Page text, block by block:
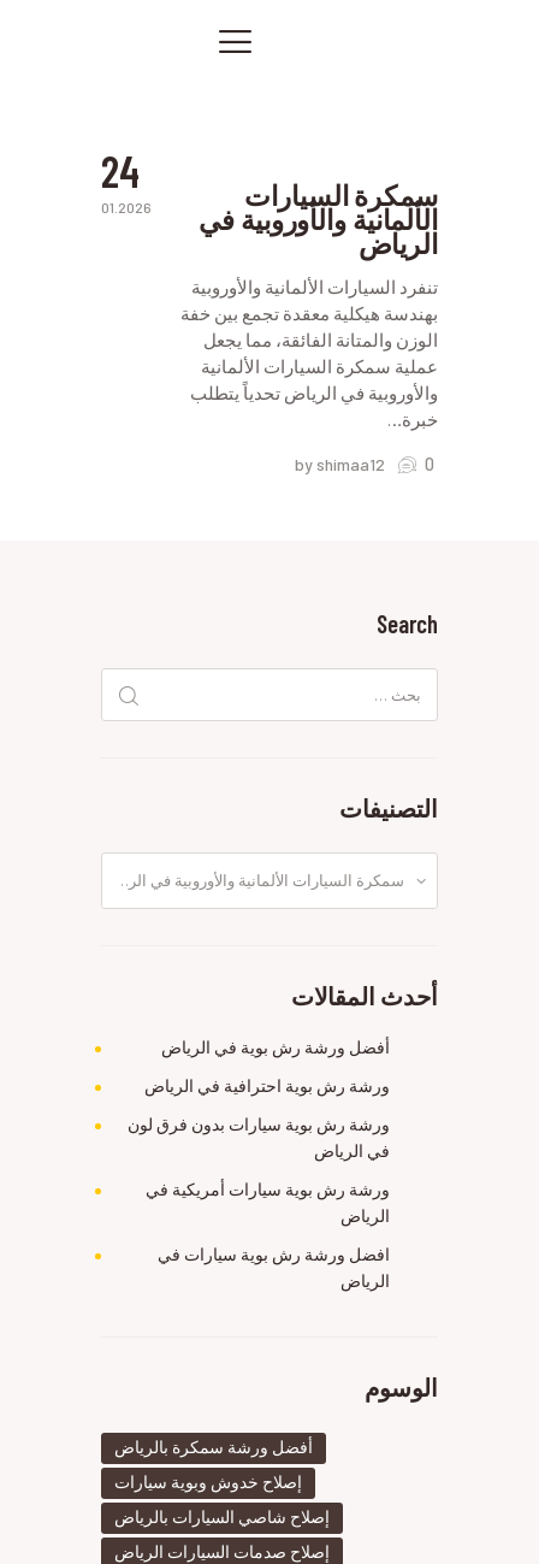
صور من أعمالنا
اتصل بنا
المقالات
24
01.2026 سمكرة السيارات
الألمانية والأوروبية في
الرياض
تنفرد السيارات الألمانية والأوروبية
بهندسة هيكلية معقدة تجمع بين خفة
الوزن والمتانة الفائقة، مما يجعل
عملية سمكرة السيارات الألمانية
والأوروبية في الرياض تحدياً يتطلب
خبرة…
by shimaa12 0
Search
عن:
التصنيفات
أحدث المقالات
أفضل ورشة رش بوية في الرياض
ورشة رش بوية احترافية في الرياض
ورشة رش بوية سيارات بدون فرق لون
في الرياض
ورشة رش بوية سيارات أمريكية في
الرياض
افضل ورشة رش بوية سيارات في
الرياض
الوسوم
أفضل ورشة سمكرة بالرياض
إصلاح خدوش وبوية سيارات
إصلاح شاصي السيارات بالرياض
إصلاح صدمات السيارات الرياض